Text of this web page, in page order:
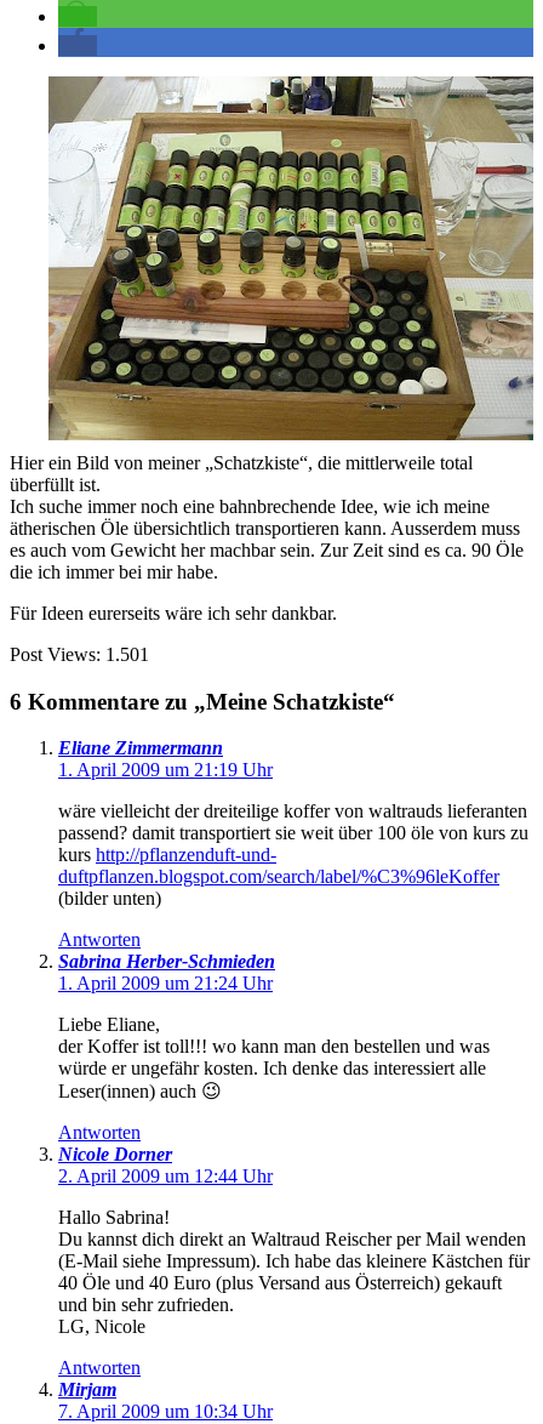
Hier ein Bild von meiner „Schatzkiste“, die mittlerweile total
überfüllt ist.
Ich suche immer noch eine bahnbrechende Idee, wie ich meine
ätherischen Öle übersichtlich transportieren kann. Ausserdem muss
es auch vom Gewicht her machbar sein. Zur Zeit sind es ca. 90 Öle
die ich immer bei mir habe.
Für Ideen eurerseits wäre ich sehr dankbar.
Post Views: 1.501
6 Kommentare zu „Meine Schatzkiste“
Eliane Zimmermann
1. April 2009 um 21:19 Uhr
wäre vielleicht der dreiteilige koffer von waltrauds lieferanten
passend? damit transportiert sie weit über 100 öle von kurs zu
kurs http://pflanzenduft-und-
duftpflanzen.blogspot.com/search/label/%C3%96leKoffer
(bilder unten)
Antworten
Sabrina Herber-Schmieden
1. April 2009 um 21:24 Uhr
Liebe Eliane,
der Koffer ist toll!!! wo kann man den bestellen und was
würde er ungefähr kosten. Ich denke das interessiert alle
Leser(innen) auch 😉
Antworten
Nicole Dorner
2. April 2009 um 12:44 Uhr
Hallo Sabrina!
Du kannst dich direkt an Waltraud Reischer per Mail wenden
(E-Mail siehe Impressum). Ich habe das kleinere Kästchen für
40 Öle und 40 Euro (plus Versand aus Österreich) gekauft
und bin sehr zufrieden.
LG, Nicole
Antworten
Mirjam
7. April 2009 um 10:34 Uhr